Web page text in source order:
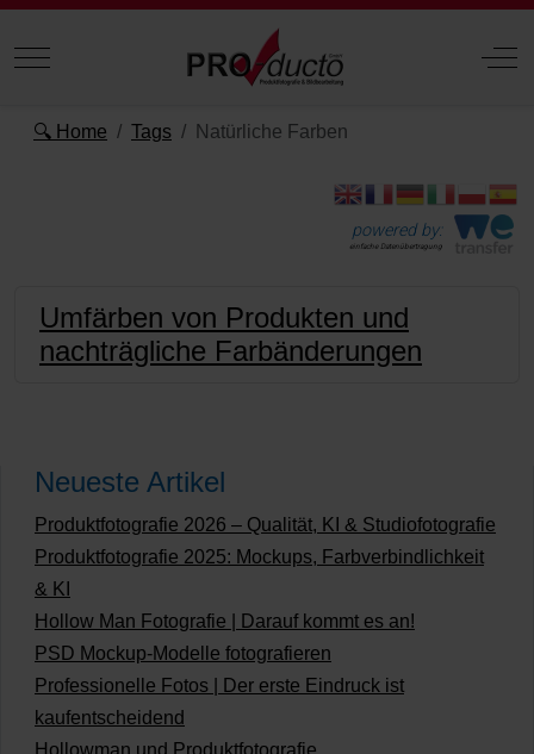
Mobile Menu Toggle Off-
🔍 Home Tags Natürliche Farben
powered by:
einfache Datenübertragung
Umfärben von Produkten und
nachträgliche Farbänderungen
Neueste Artikel
Produktfotografie 2026 – Qualität, KI & Studiofotografie
Produktfotografie 2025: Mockups, Farbverbindlichkeit
& KI
Hollow Man Fotografie | Darauf kommt es an!
PSD Mockup-Modelle fotografieren
Professionelle Fotos | Der erste Eindruck ist
kaufentscheidend
Hollowman und Produktfotografie